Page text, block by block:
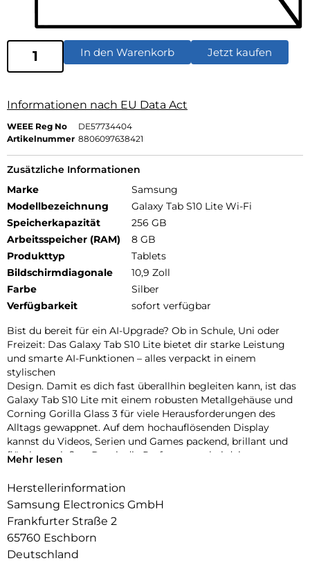
In den Warenkorb Jetzt kaufen
Informationen nach EU Data Act
WEEE Reg No
DE57734404
Artikelnummer 8806097638421
Zusätzliche Informationen
Marke
Samsung
Modellbezeichnung
Galaxy Tab S10 Lite Wi-Fi
Speicherkapazität
256 GB
Arbeitsspeicher (RAM)
8 GB
Produkttyp
Tablets
Bildschirmdiagonale
10,9 Zoll
Farbe
Silber
Verfügbarkeit
sofort verfügbar
Bist du bereit für ein AI-Upgrade? Ob in Schule, Uni oder
Freizeit: Das Galaxy Tab S10 Lite bietet dir starke Leistung
und smarte AI-Funktionen – alles verpackt in einem
stylischen
Design. Damit es dich fast überallhin begleiten kann, ist das
Galaxy Tab S10 Lite mit einem robusten Metallgehäuse und
Corning Gorilla Glass 3 für viele Herausforderungen des
Alltags gewappnet. Auf dem hochauflösenden Display
kannst du Videos, Serien und Games packend, brillant und
flüssig genießen. Damit die Performance bei deinen
bleibt, treibt das starke Innenleben dein Galaxy Tab S10 Lite
Projekten kann dich das Galaxy Tab S10 Lite nach vorne
bringen.
Mit der Unterstützung von Google Gemini1 und Circle to
Search2 kannst du Informationen schnell finden und effizient
Mehr lesen
Herstellerinformation
Samsung Electronics GmbH
Frankfurter Straße 2
65760 Eschborn
Deutschland